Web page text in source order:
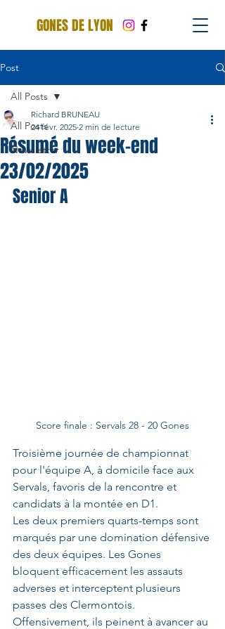
GONES DE LYON
Post
All Posts
Newsletter
All Posts
Résumé du week-end
23/02/2025
Richard BRUNEAU
24 févr. 2025 2 min de lecture
Senior A
Score finale : Servals 28 - 20 Gones
Troisième journée de championnat
pour l'équipe A, à domicile face aux
Servals, favoris de la rencontre et
candidats à la montée en D1.
Les deux premiers quarts-temps sont
marqués par une domination défensive
des deux équipes. Les Gones
bloquent efficacement les assauts
adverses et interceptent plusieurs
passes des Clermontois.
Offensivement, ils peinent à avancer au